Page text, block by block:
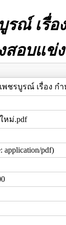
รณ์ เรื่
อบแข่ง
พชรบูรณ์ เรื่อง
หม่.pdf
application/pdf)